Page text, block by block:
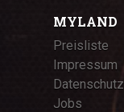
MYLAND
Preisliste
Impressum
Datenschutz
Jobs